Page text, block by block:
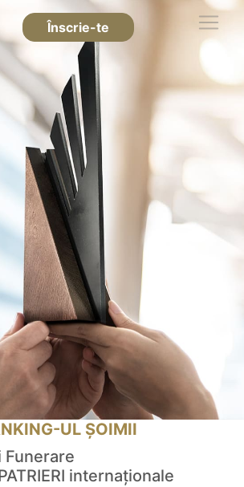
Înscrie-te
UL ȘOIMII
Funerare
internaționale